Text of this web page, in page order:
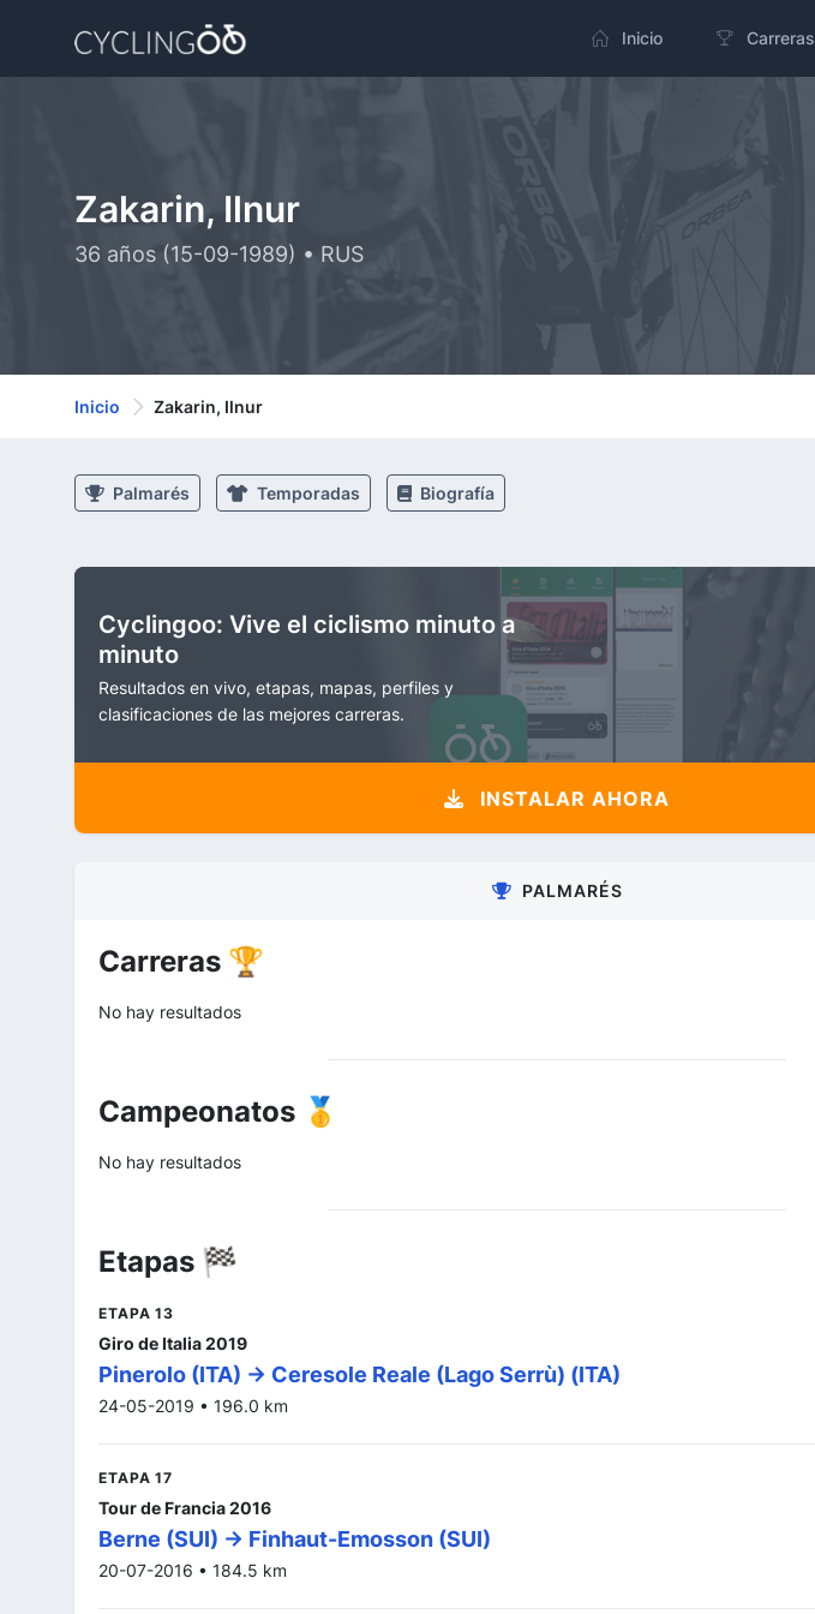
Inicio Carreras
Zakarin, Ilnur
36 años (15-09-1989) • RUS
Inicio Zakarin, Ilnur
Palmarés Temporadas Biografía
Cyclingoo: Vive el ciclismo minuto a
minuto
Resultados en vivo, etapas, mapas, perfiles y
clasificaciones de las mejores carreras.
INSTALAR AHORA
PALMARÉS
Carreras 🏆
No hay resultados
Campeonatos 🥇
No hay resultados
Etapas 🏁
ETAPA 13
Giro de Italia 2019
Pinerolo (ITA) -> Ceresole Reale (Lago Serrù) (ITA)
24-05-2019 • 196.0 km
ETAPA 17
Tour de Francia 2016
Berne (SUI) -> Finhaut-Emosson (SUI)
20-07-2016 • 184.5 km